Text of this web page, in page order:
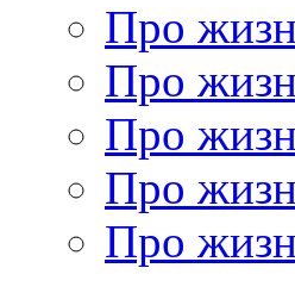
Про
Про
Про
Про
Про